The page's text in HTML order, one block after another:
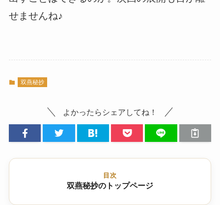
せませんね♪
双燕秘抄
よかったらシェアしてね！
目次
双燕秘抄のトップページ